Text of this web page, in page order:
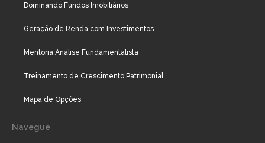
Dominando Fundos Imobiliários
Geração de Renda com Investimentos
Mentoria Análise Fundamentalista
Treinamento de Crescimento Patrimonial
Mapa de Opções
Navegue